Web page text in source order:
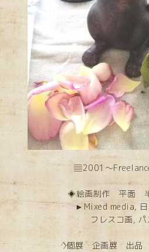
▤2001～
◈絵画制作 平面
►Mixed media, 日
フレスコ画, パ
◊個展 企画展 出品